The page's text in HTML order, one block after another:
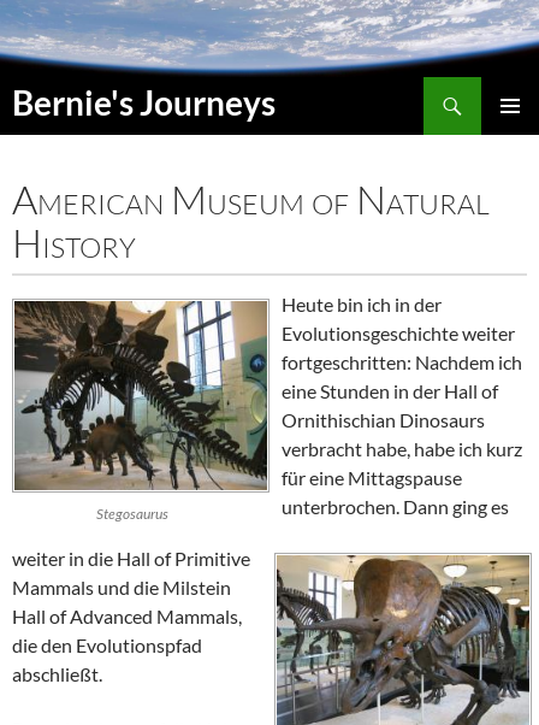
Bernie's Journeys
Suchen
American Museum of Natural
History
Stegosaurus
Heute bin ich in der
Evolutionsgeschichte weiter
fortgeschritten: Nachdem ich
eine Stunden in der Hall of
Ornithischian Dinosaurs
verbracht habe, habe ich kurz
für eine Mittagspause
unterbrochen. Dann ging es
weiter in die Hall of Primitive
Mammals und die Milstein
Hall of Advanced Mammals,
die den Evolutionspfad
abschließt.